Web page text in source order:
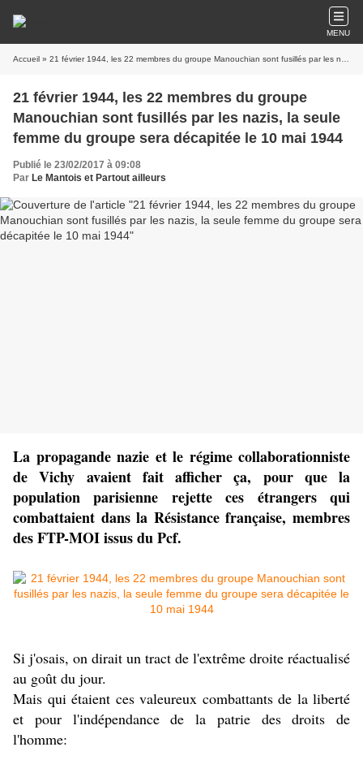
MENU
Accueil » 21 février 1944, les 22 membres du groupe Manouchian sont fusillés par les nazis, la seule femme du groupe sera décapitée le 10 mai 1944
21 février 1944, les 22 membres du groupe
Manouchian sont fusillés par les nazis, la seule
femme du groupe sera décapitée le 10 mai 1944
Publié le 23/02/2017 à 09:08
Par Le Mantois et Partout ailleurs
La propagande nazie et le régime collaborationniste
de Vichy avaient fait afficher ça, pour que la
population parisienne rejette ces étrangers qui
combattaient dans la Résistance française, membres
des FTP-MOI issus du Pcf.
Si j'osais, on dirait un tract de l'extrême droite réactualisé
au goût du jour.
Mais qui étaient ces valeureux combattants de la liberté
et pour l'indépendance de la patrie des droits de
l'homme: